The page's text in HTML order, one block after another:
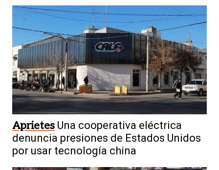
Aprietes Una cooperativa eléctrica
denuncia presiones de Estados Unidos
por usar tecnología china